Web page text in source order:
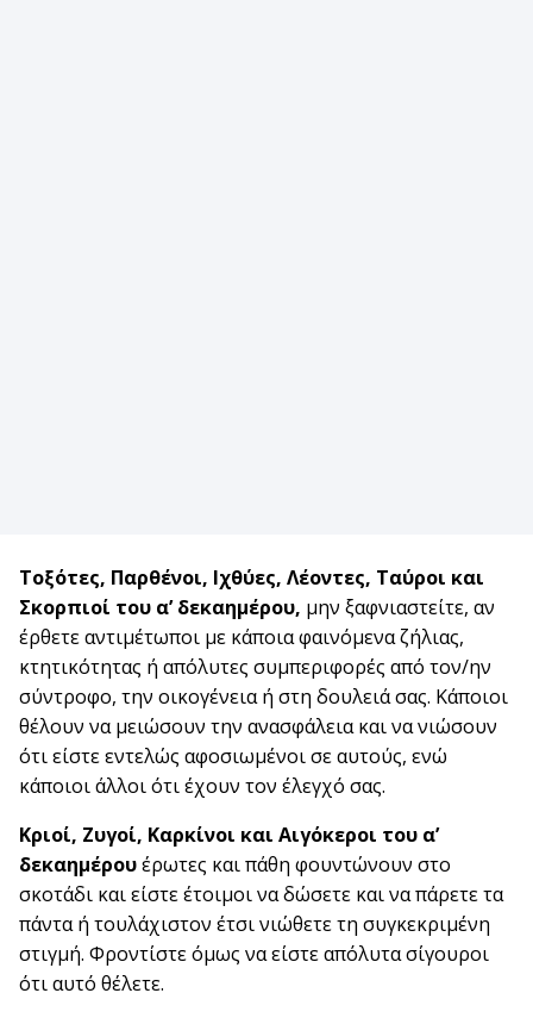
Τοξότες, Παρθένοι, Ιχθύες, Λέοντες, Ταύροι και
Σκορπιοί του α’ δεκαημέρου, μην ξαφνιαστείτε, αν
έρθετε αντιμέτωποι με κάποια φαινόμενα ζήλιας,
κτητικότητας ή απόλυτες συμπεριφορές από τον/ην
σύντροφο, την οικογένεια ή στη δουλειά σας. Κάποιοι
θέλουν να μειώσουν την ανασφάλεια και να νιώσουν
ότι είστε εντελώς αφοσιωμένοι σε αυτούς, ενώ
κάποιοι άλλοι ότι έχουν τον έλεγχό σας.
Κριοί, Ζυγοί, Καρκίνοι και Αιγόκεροι του α’
δεκαημέρουέρωτες και πάθη φουντώνουν στο
σκοτάδι και είστε έτοιμοι να δώσετε και να πάρετε τα
πάντα ή τουλάχιστον έτσι νιώθετε τη συγκεκριμένη
στιγμή. Φροντίστε όμως να είστε απόλυτα σίγουροι
ότι αυτό θέλετε.